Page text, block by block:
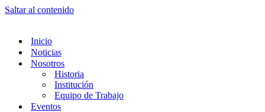
Saltar al contenido
Inicio
Noticias
Nosotros
Historia
Institución
Equipo de Trabajo
Eventos